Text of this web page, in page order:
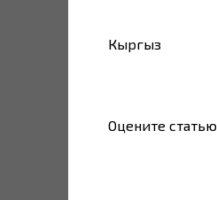
Кыргыз
Оцените статью